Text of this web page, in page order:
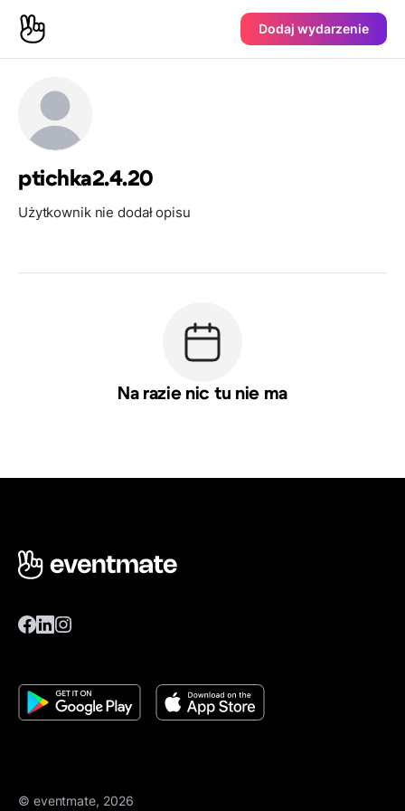
Dodaj wydarzenie
ptichka2.4.20
Użytkownik nie dodał opisu
Na razie nic tu nie ma
© eventmate, 2026